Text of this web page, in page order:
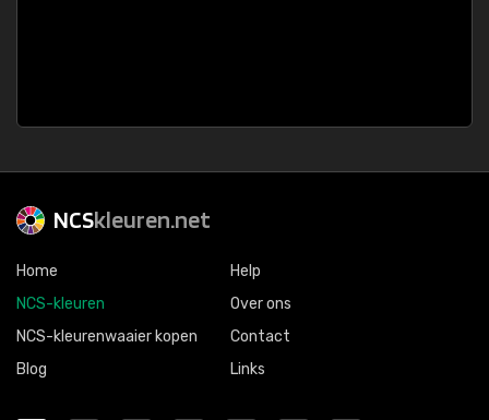
NCSkleuren.net
Home
NCS-kleuren
NCS-kleurenwaaier kopen
Blog
Help
Over ons
Contact
Links